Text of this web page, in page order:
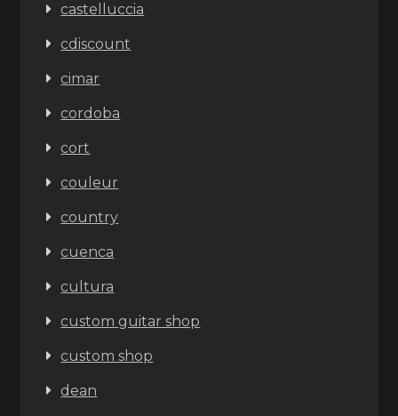
castelluccia
cdiscount
cimar
cordoba
cort
couleur
country
cuenca
cultura
custom guitar shop
custom shop
dean